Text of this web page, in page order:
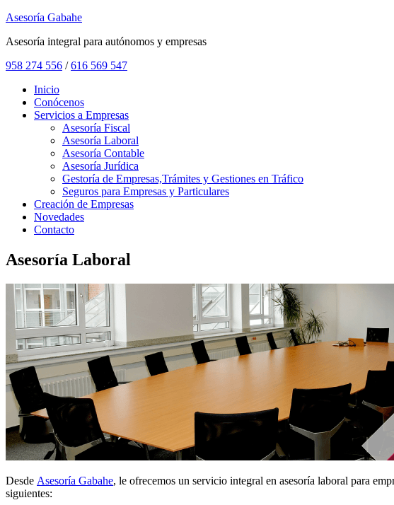
Asesoría Gabahe
Asesoría integral para autónomos y empresas
958 274 556 / 616 569 547
Inicio
Conócenos
Servicios a Empresas
Asesoría Fiscal
Asesoría Laboral
Asesoría Contable
Asesoría Jurídica
Gestoría de Empresas,Trámites y Gestiones en Tráfico
Seguros para Empresas y Particulares
Creación de Empresas
Novedades
Contacto
Asesoría Laboral
Desde Asesoría Gabahe, le ofrecemos un servicio integral en asesoría laboral para
siguientes: